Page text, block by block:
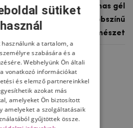
rugalmas gél
többszínű
Természet
felejtsd el
sütiket
használ
használunk a tartalom, a
szabására és a
Webhelyünk Ön általi
vonatkozó információkat
és elemző partnereinkkel
azokat más
amelyeket Ön biztosított
amelyeket a szolgáltatásaik
gyűjtöttek össze.